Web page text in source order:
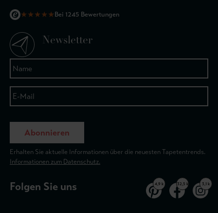
★★★★★Bei 1245 Bewertungen
Newsletter
Abonnieren
Erhalten Sie aktuelle Informationen über die neuesten Tapetentrends.
Informationen zum Datenschutz.
Folgen Sie uns 4,9 k 32,5 k 3,1 k